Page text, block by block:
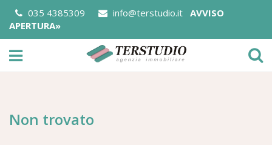
035 4385309 info@terstudio.it AVVISO
APERTURA»
Non trovato